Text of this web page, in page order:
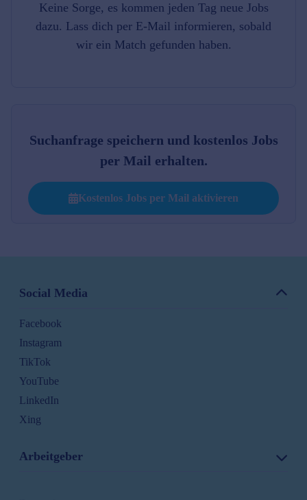
Keine Sorge, es kommen jeden Tag neue Jobs
dazu. Lass dich per E-Mail informieren, sobald
wir ein Match gefunden haben.
Suchanfrage speichern und kostenlos Jobs
per Mail erhalten.
Kostenlos Jobs per Mail aktivieren
Social Media
Facebook
Instagram
TikTok
YouTube
LinkedIn
Xing
Arbeitgeber